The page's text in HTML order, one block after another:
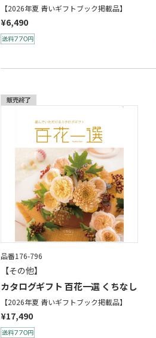
【2026年夏 青いギフトブック掲載品】
¥6,490
品番176-796
【その他】
カタログギフト 百花一選 くちなし
【2026年夏 青いギフトブック掲載品】
¥17,490